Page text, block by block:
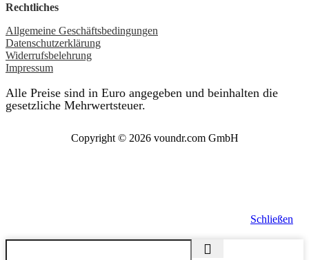
Rechtliches
Allgemeine Geschäftsbedingungen
Datenschutzerklärung
Widerrufsbelehrung
Impressum
Alle Preise sind in Euro angegeben und beinhalten die
gesetzliche Mehrwertsteuer.
Copyright © 2026 voundr.com GmbH
Schließen